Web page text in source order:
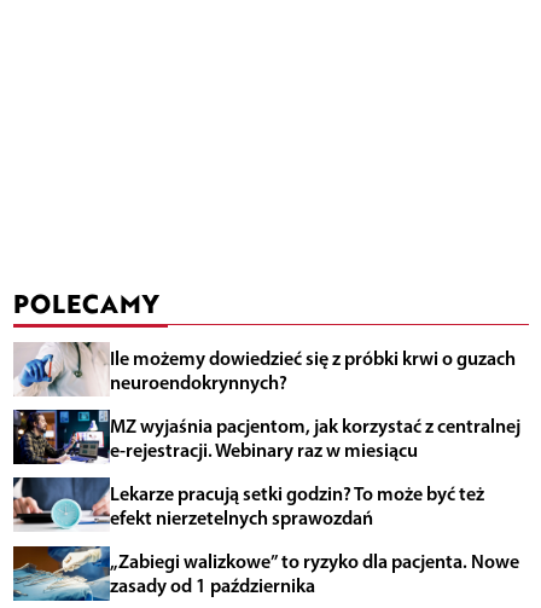
POLECAMY
Ile możemy dowiedzieć się z próbki krwi o guzach
neuroendokrynnych?
MZ wyjaśnia pacjentom, jak korzystać z centralnej
e-rejestracji. Webinary raz w miesiącu
Lekarze pracują setki godzin? To może być też
efekt nierzetelnych sprawozdań
„Zabiegi walizkowe” to ryzyko dla pacjenta. Nowe
zasady od 1 października